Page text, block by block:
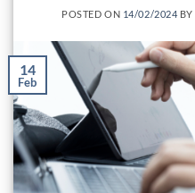
POSTED ON 14/02/2024 BY
14
Feb